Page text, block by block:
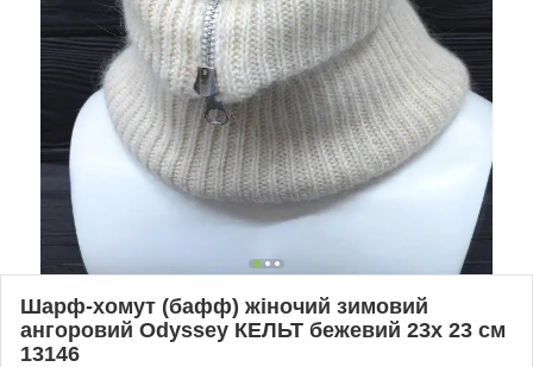
Шарф-хомут (бафф) жіночий зимовий
ангоровий Odyssey КЕЛЬТ бежевий 23х 23 см
13146